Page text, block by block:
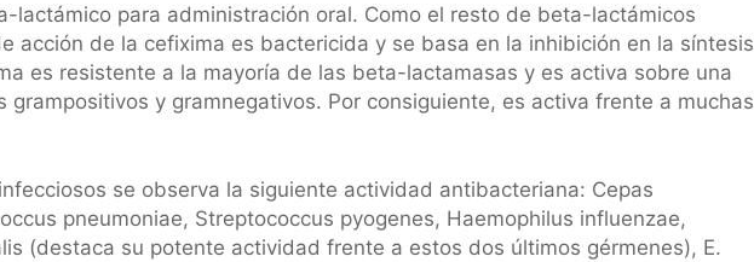
lactámico para administración oral. Como el resto de beta-lactámicos
acción de la cefixima es bactericida y se basa en la inhibición en la síntesis
es resistente a la mayoría de las beta-lactamasas y es activa sobre una
grampositivos y gramnegativos. Por consiguiente, es activa frente a muchas
se observa la siguiente actividad antibacteriana: Cepas
pneumoniae, Streptococcus pyogenes, Haemophilus influenzae,
(destaca su potente actividad frente a estos dos últimos gérmenes), E.